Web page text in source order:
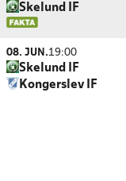
Skelund IF
08. JUN.19:00
Skelund IF
Kongerslev IF